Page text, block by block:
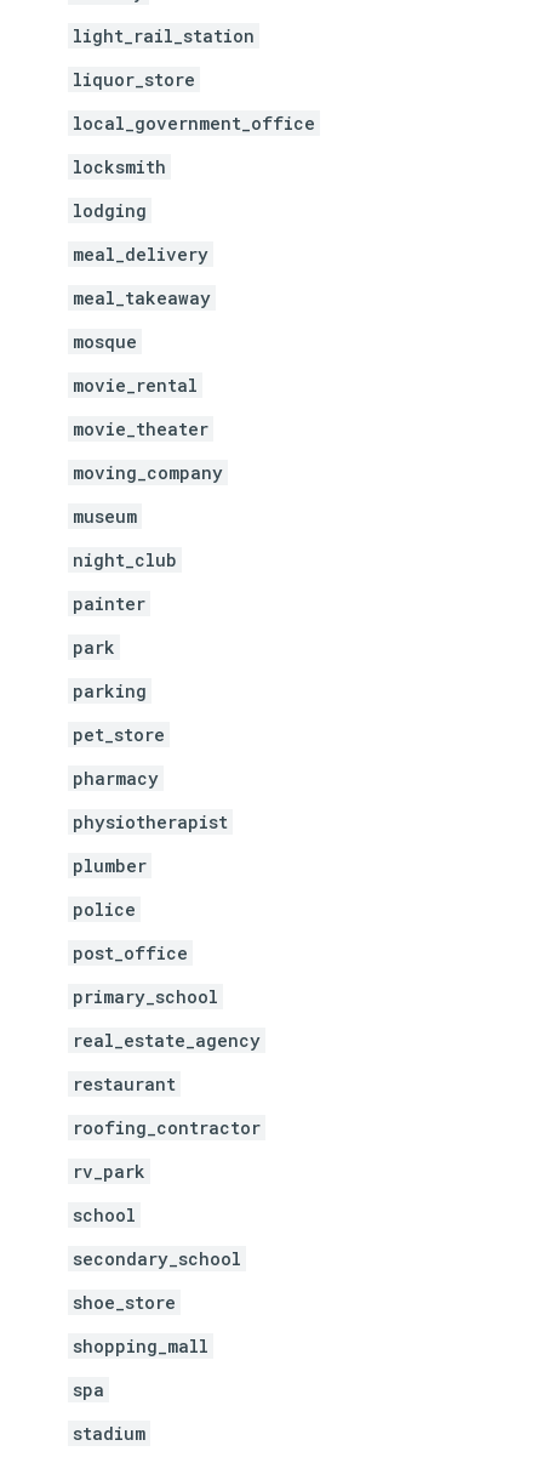
light_rail_station
liquor_store
local_government_office
locksmith
lodging
meal_delivery
meal_takeaway
mosque
movie_rental
movie_theater
moving_company
museum
night_club
painter
park
parking
pet_store
pharmacy
physiotherapist
plumber
police
post_office
primary_school
real_estate_agency
restaurant
roofing_contractor
rv_park
school
secondary_school
shoe_store
shopping_mall
spa
stadium